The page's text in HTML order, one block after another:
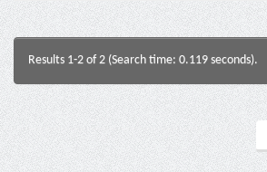
Results 1-2 of 2 (Search time: 0.119 seconds).